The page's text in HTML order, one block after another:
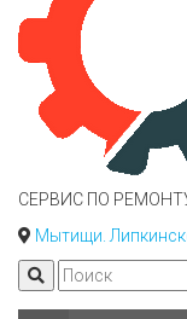
СЕРВИС ПО
Мытищи.